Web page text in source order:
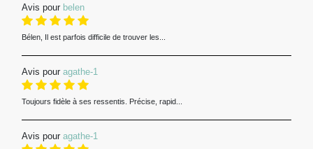
Avis pour belen
Bélen, Il est parfois difficile de trouver les...
Avis pour agathe-1
Toujours fidèle à ses ressentis. Précise, rapid...
Avis pour agathe-1